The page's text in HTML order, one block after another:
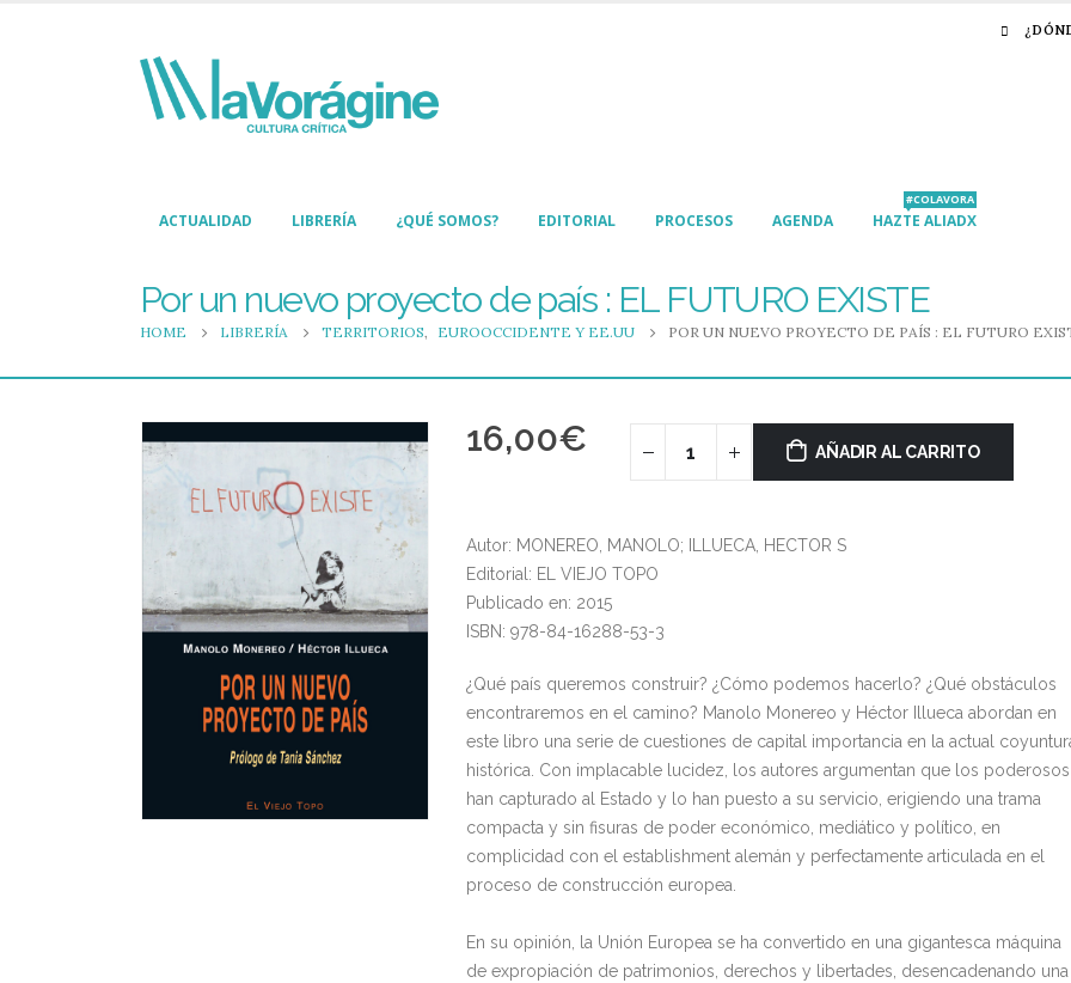
ACTUALIDAD LIBRERÍA ¿QUÉ SOMOS? EDITORIAL PROCESOS AGENDA HAZTE ALIADX
#COLAVORA
Por un nuevo proyecto de país : EL FUTURO EXISTE
HOME LIBRERÍA TERRITORIOS, EUROOCCIDENTE Y EE.UU POR UN NUEVO PROYECTO DE PAÍS : EL FUTURO
16,00€ AÑADIR AL CARRITO
Autor: MONEREO, MANOLO; ILLUECA, HECTOR S
Editorial: EL VIEJO TOPO
Publicado en: 2015
ISBN: 978-84-16288-53-3
¿Qué país queremos construir? ¿Cómo podemos hacerlo? ¿Qué obstáculos
encontraremos en el camino? Manolo Monereo y Héctor Illueca abordan en
este libro una serie de cuestiones de capital importancia en la actual
histórica. Con implacable lucidez, los autores argumentan que los poderosos
han capturado al Estado y lo han puesto a su servicio, erigiendo una trama
compacta y sin fisuras de poder económico, mediático y político, en
complicidad con el establishment alemán y perfectamente articulada en el
proceso de construcción europea.
En su opinión, la Unión Europea se ha convertido en una gigantesca máquina
de expropiación de patrimonios, derechos y libertades, desencadenando una